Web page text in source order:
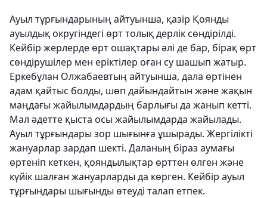
Ауыл тұрғындарының айтуынша, қазір Қоянды
ауылдық округіндегі өрт толық дерлік сөндірілді.
Кейбір жерлерде өрт ошақтары әлі де бар, бірақ өрт
сөндірушілер мен еріктілер оған су шашып жатыр.
Еркебұлан Олжабаевтың айтуынша, дала өртінен
адам қайтыс болды, шөп дайындайтын және жақын
маңдағы жайылымдардың барлығы да жанып кетті.
Мал әдетте қыста осы жайылымдарда жайылады.
Ауыл тұрғындары зор шығынға ұшырады. Жергілікті
жануарлар зардап шекті. Даланың біраз аумағы
өртеніп кеткен, қояндылықтар өрттен өлген және
күйік шалған жануарларды да көрген. Кейбір ауыл
тұрғындары шығынды өтеуді талап етпек.